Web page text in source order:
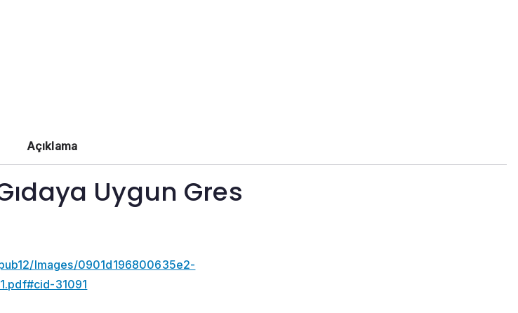
Açıklama
Uygun Gres
Images/0901d196800635e2-
31091